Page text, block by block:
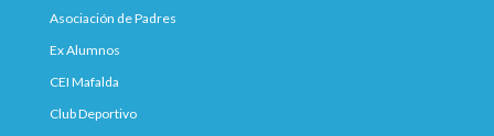
Asociación de Padres
Ex Alumnos
CEI Mafalda
Club Deportivo